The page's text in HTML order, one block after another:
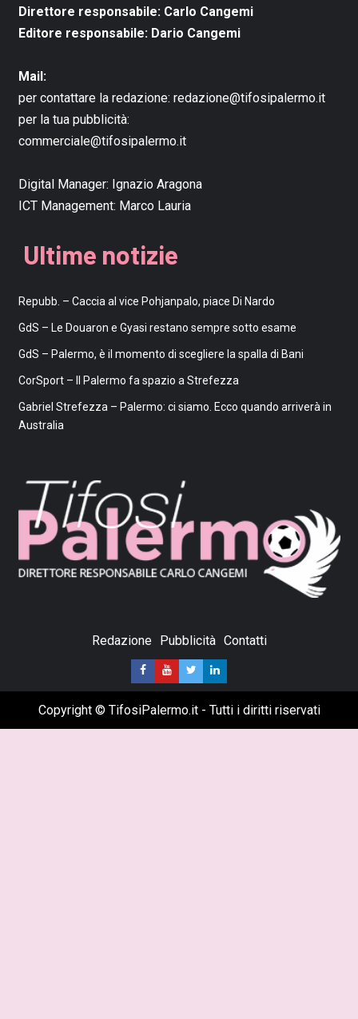
Direttore responsabile: Carlo Cangemi
Editore responsabile: Dario Cangemi
Mail:
per contattare la redazione: redazione@tifosipalermo.it
per la tua pubblicità:
commerciale@tifosipalermo.it
Digital Manager: Ignazio Aragona
ICT Management: Marco Lauria
Ultime notizie
Repubb. – Caccia al vice Pohjanpalo, piace Di Nardo
GdS – Le Douaron e Gyasi restano sempre sotto esame
GdS – Palermo, è il momento di scegliere la spalla di Bani
CorSport – Il Palermo fa spazio a Strefezza
Gabriel Strefezza – Palermo: ci siamo. Ecco quando arriverà in
Australia
Redazione Pubblicità Contatti
Copyright © TifosiPalermo.it - Tutti i diritti riservati